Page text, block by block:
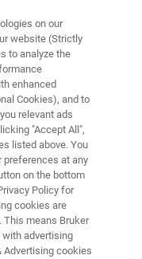
WEBINAR
子自旋共振-
相比，它的知名
成本和复杂性
育环境，因为
方便，需要最
on our
website (Strictly
to analyze the
enhanced
Cookies), and to
relevant ads
"Accept All",
listed above. You
preferences at any
on the bottom
Policy for
cookies are
This means Bruker
with advertising
Advertising cookies